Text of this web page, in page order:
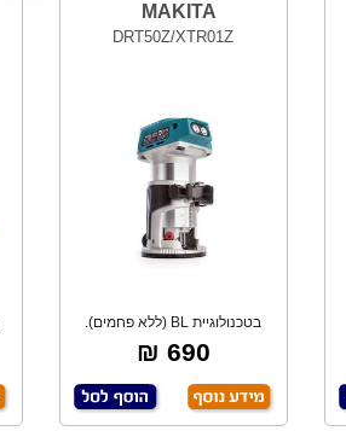
MAKITA
DRT50Z/XTR01Z
בטכנולוגיית BL (ללא פחמים).
מגיע עם (קול
690 ₪